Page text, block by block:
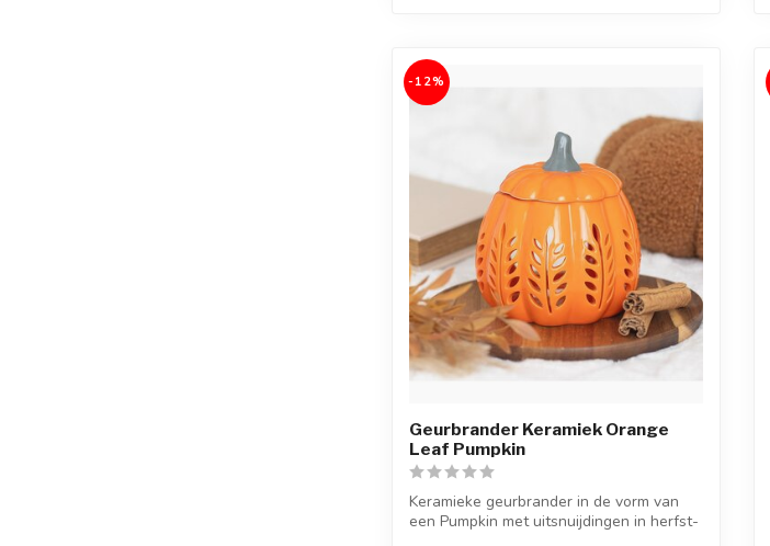
-12%
Geurbrander Keramiek Orange
Leaf Pumpkin
Keramieke geurbrander in de vorm van
een Pumpkin met uitsnuijdingen in herfst-